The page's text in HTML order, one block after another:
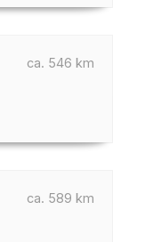
ca. 546 km
ca. 589 km